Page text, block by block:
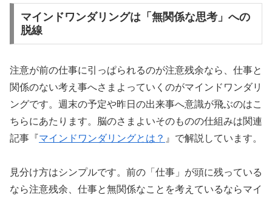
マインドワンダリングは「無関係な思考」への
脱線
注意が前の仕事に引っぱられるのが注意残余なら、仕事と
関係のない考え事へさまよっていくのがマインドワンダリ
ングです。週末の予定や昨日の出来事へ意識が飛ぶのはこ
ちらにあたります。脳のさまよいそのものの仕組みは関連
記事『マインドワンダリングとは？ 』で解説しています。
見分け方はシンプルです。前の「仕事」が頭に残っている
なら注意残余、仕事と無関係なことを考えているならマイ